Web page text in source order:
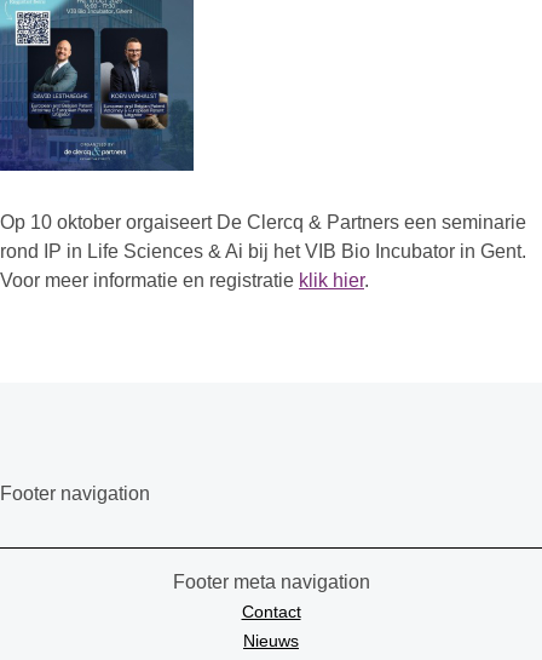
Op 10 oktober orgaiseert De Clercq & Partners een seminarie
rond IP in Life Sciences & Ai bij het VIB Bio Incubator in Gent.
Voor meer informatie en registratie klik hier.
Footer navigation
Footer meta navigation
Contact
Nieuws